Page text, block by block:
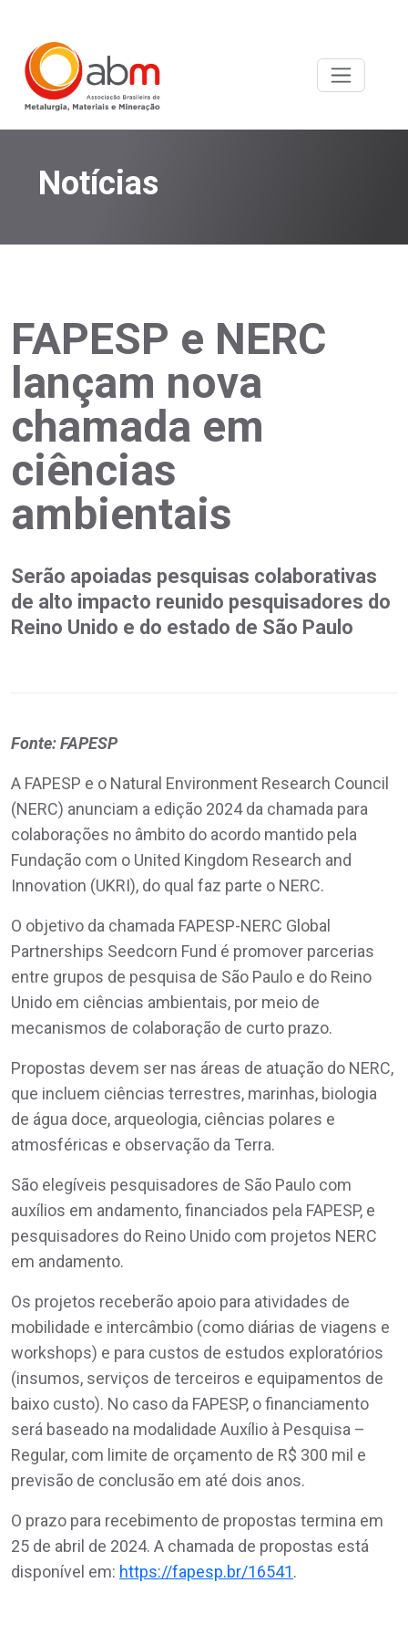
Notícias
FAPESP e NERC
lançam nova
chamada em
ciências
ambientais
Serão apoiadas pesquisas colaborativas
de alto impacto reunido pesquisadores do
Reino Unido e do estado de São Paulo
Fonte: FAPESP
A FAPESP e o Natural Environment Research Council
(NERC) anunciam a edição 2024 da chamada para
colaborações no âmbito do acordo mantido pela
Fundação com o United Kingdom Research and
Innovation (UKRI), do qual faz parte o NERC.
O objetivo da chamada FAPESP-NERC Global
Partnerships Seedcorn Fund é promover parcerias
entre grupos de pesquisa de São Paulo e do Reino
Unido em ciências ambientais, por meio de
mecanismos de colaboração de curto prazo.
Propostas devem ser nas áreas de atuação do NERC,
que incluem ciências terrestres, marinhas, biologia
de água doce, arqueologia, ciências polares e
atmosféricas e observação da Terra.
São elegíveis pesquisadores de São Paulo com
auxílios em andamento, financiados pela FAPESP, e
pesquisadores do Reino Unido com projetos NERC
em andamento.
Os projetos receberão apoio para atividades de
mobilidade e intercâmbio (como diárias de viagens e
workshops) e para custos de estudos exploratórios
(insumos, serviços de terceiros e equipamentos de
baixo custo). No caso da FAPESP, o financiamento
será baseado na modalidade Auxílio à Pesquisa –
Regular, com limite de orçamento de R$ 300 mil e
previsão de conclusão em até dois anos.
O prazo para recebimento de propostas termina em
25 de abril de 2024. A chamada de propostas está
disponível em: https://fapesp.br/16541.